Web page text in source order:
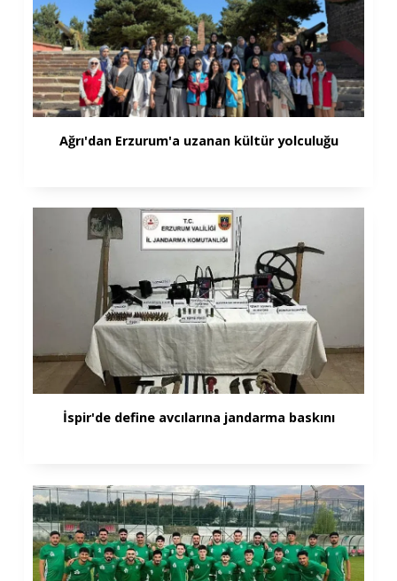
Ağrı'dan Erzurum'a uzanan kültür yolculuğu
İspir'de define avcılarına jandarma baskını